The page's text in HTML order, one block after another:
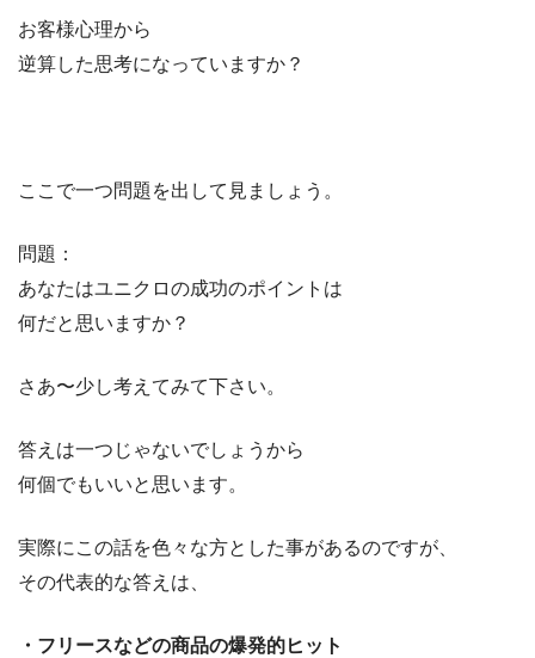
お客様心理から
逆算した思考になっていますか？
ここで一つ問題を出して見ましょう。
問題：
あなたはユニクロの成功のポイントは
何だと思いますか？
さあ〜少し考えてみて下さい。
答えは一つじゃないでしょうから
何個でもいいと思います。
実際にこの話を色々な方とした事があるのですが、
その代表的な答えは、
・フリースなどの商品の爆発的ヒット